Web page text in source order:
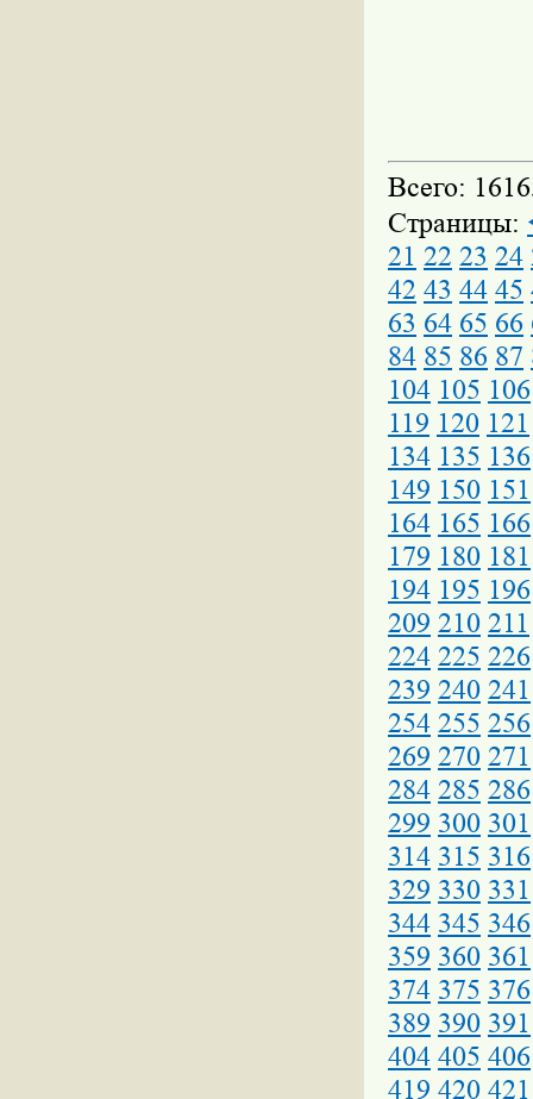
Всего:
Страницы:
21 22 23 24
42 43 44 45
63 64 65 66
84 85 86 87
104 105 106
119 120 121
134 135 136
149 150 151
164 165 166
179 180 181
194 195 196
209 210 211
224 225 226
239 240 241
254 255 256
269 270 271
284 285 286
299 300 301
314 315 316
329 330 331
344 345 346
359 360 361
374 375 376
389 390 391
404 405 406
419 420 421